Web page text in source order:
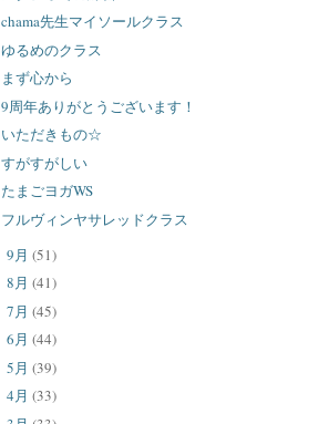
chama先生マイソールクラス
ゆるめのクラス
まず心から
9周年ありがとうございます！
いただきもの☆
すがすがしい
たまごヨガWS
フルヴィンヤサレッドクラス
9月 (51)
8月 (41)
7月 (45)
6月 (44)
5月 (39)
4月 (33)